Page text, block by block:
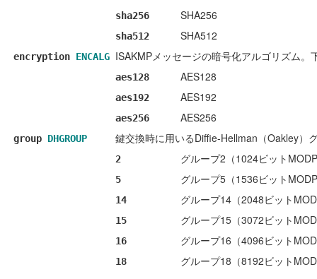
sha256 SHA256
sha512 SHA512
encryption ENCALG ISAKMPメッセージの暗号化アルゴリズム。
aes128 AES128
aes192 AES192
aes256 AES256
group DHGROUP 鍵交換時に用いるDiffie-Hellman（Oakley）
2 グループ2（1024ビット
5 グループ5（1536ビット
14 グループ14（2048ビット
15 グループ15（3072ビット
16 グループ16（4096ビット
18 グループ18（8192ビット